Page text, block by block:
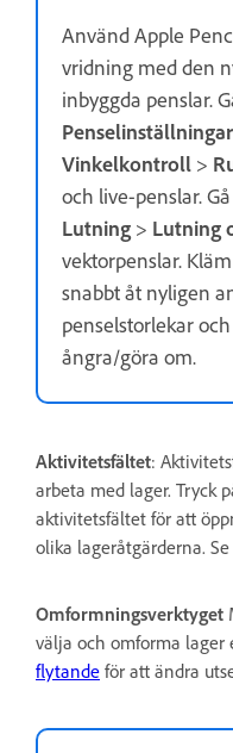
Använd Apple
vridning med den
inbyggda penslar.
Penselinställningar
Vinkelkontroll >
och live-penslar.
Lutning > Lutning
vektorpenslar.
snabbt åt nyligen
penselstorlekar
ångra/göra om.
Aktivitetsfältet:
arbeta med lager. Tryck
aktivitetsfältet för att
olika lageråtgärderna. Se
Omformningsverktyget
välja och omforma lager
flytande för att ändra